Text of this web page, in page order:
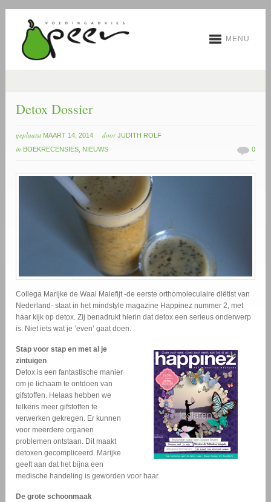
MENU
Detox Dossier
geplaatst MAART 14, 2014 door JUDITH ROLF
in BOEKRECENSIES NIEUWS 0
Collega Marijke de Waal Malefijt -de eerste orthomoleculaire diëtist van
Nederland- staat in het mindstyle magazine Happinez nummer 2, met
haar kijk op detox. Zij benadrukt hierin dat detox een serieus onderwerp
is. Niet iets wat je ’even’ gaat doen.
Stap voor stap en met al je
zintuigen
Detox is een fantastische manier
om je lichaam te ontdoen van
gifstoffen. Helaas hebben we
telkens meer gifstoffen te
verwerken gekregen. Er kunnen
voor meerdere organen
problemen ontstaan. Dit maakt
detoxen gecompliceerd. Marijke
geeft aan dat het bijna een
medische handeling is geworden voor haar.
De grote schoonmaak